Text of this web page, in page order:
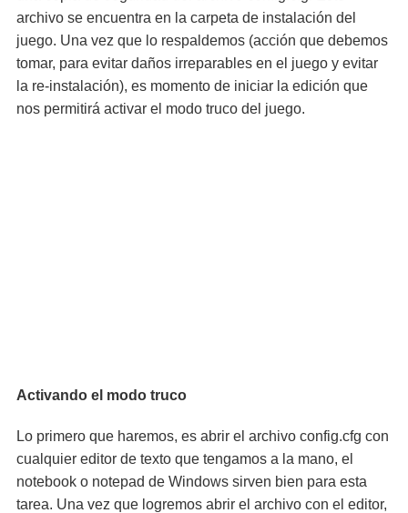
archivo se encuentra en la carpeta de instalación del
juego. Una vez que lo respaldemos (acción que debemos
tomar, para evitar daños irreparables en el juego y evitar
la re-instalación), es momento de iniciar la edición que
nos permitirá activar el modo truco del juego.
Activando el modo truco
Lo primero que haremos, es abrir el archivo config.cfg con
cualquier editor de texto que tengamos a la mano, el
notebook o notepad de Windows sirven bien para esta
tarea. Una vez que logremos abrir el archivo con el editor,